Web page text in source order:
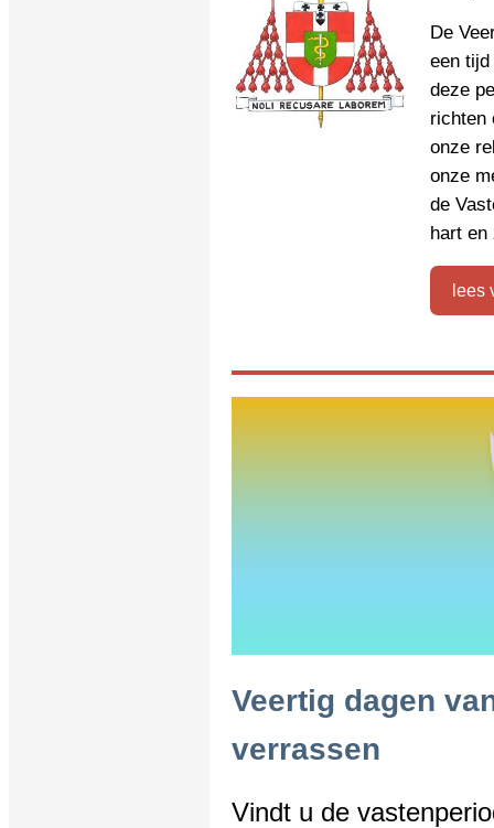
De
een
deze
richten
onze
onze
de
hart en
lees
Veertig dagen
verrassen
Vindt u de